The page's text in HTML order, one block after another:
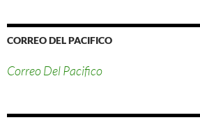
CORREO DEL PACIFICO
Correo Del Pacifico